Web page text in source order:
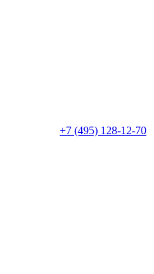
+7 (495) 128-12-70